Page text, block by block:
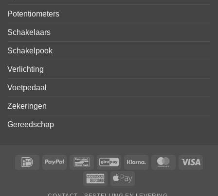
Potentiometers
Schakelaars
Schakelpook
Verlichting
Voetpedaal
Zekeringen
Gereedschap
IDeal PayPal BancontactGiroPay Klarna MasterCard
AmericanApple